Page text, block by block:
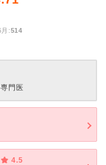
:514
門医
4.5